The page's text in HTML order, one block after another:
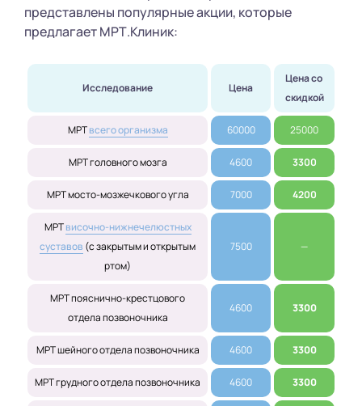
представлены популярные акции, которые
предлагает МРТ.Клиник:
Исследование Цена
Цена со
скидкой
МРТвсего организма 60000 25000
МРТ головного мозга 4600 3300
МРТ мосто-мозжечкового угла 7000 4200
МРТвисочно-нижнечелюстных
суставов (с закрытым и открытым
ртом)
7500 —
МРТ пояснично-крестцового
отдела позвоночника
4600 3300
МРТ шейного отдела позвоночника 4600 3300
МРТ грудного отдела позвоночника 4600 3300